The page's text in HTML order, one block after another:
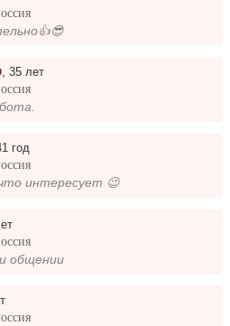
,35 лет
год
интересует 😉
общении